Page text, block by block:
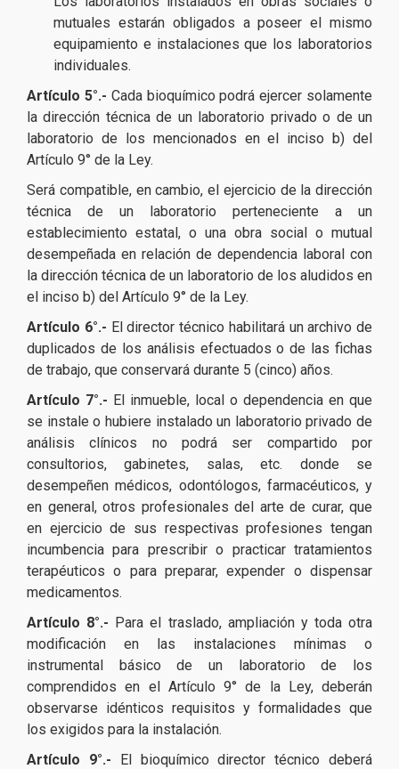
mutuales estarán obligados a poseer el mismo
equipamiento e instalaciones que los laboratorios
individuales.
Artículo 5°.- Cada bioquímico podrá ejercer solamente
la dirección técnica de un laboratorio privado o de un
laboratorio de los mencionados en el inciso b) del
Artículo 9° de la Ley.
Será compatible, en cambio, el ejercicio de la dirección
técnica de un laboratorio perteneciente a un
establecimiento estatal, o una obra social o mutual
desempeñada en relación de dependencia laboral con
la dirección técnica de un laboratorio de los aludidos en
el inciso b) del Artículo 9° de la Ley.
Artículo 6°.- El director técnico habilitará un archivo de
duplicados de los análisis efectuados o de las fichas
de trabajo, que conservará durante 5 (cinco) años.
Artículo 7°.- El inmueble, local o dependencia en que
se instale o hubiere instalado un laboratorio privado de
análisis clínicos no podrá ser compartido por
consultorios, gabinetes, salas, etc. donde se
desempeñen médicos, odontólogos, farmacéuticos, y
en general, otros profesionales del arte de curar, que
en ejercicio de sus respectivas profesiones tengan
incumbencia para prescribir o practicar tratamientos
terapéuticos o para preparar, expender o dispensar
medicamentos.
Artículo 8°.- Para el traslado, ampliación y toda otra
modificación en las instalaciones mínimas o
instrumental básico de un laboratorio de los
comprendidos en el Artículo 9° de la Ley, deberán
observarse idénticos requisitos y formalidades que
los exigidos para la instalación.
Artículo 9°.- El bioquímico director técnico deberá